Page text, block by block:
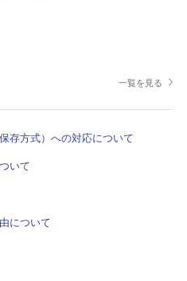
一覧を見る
存方式）への対応について
いて
について